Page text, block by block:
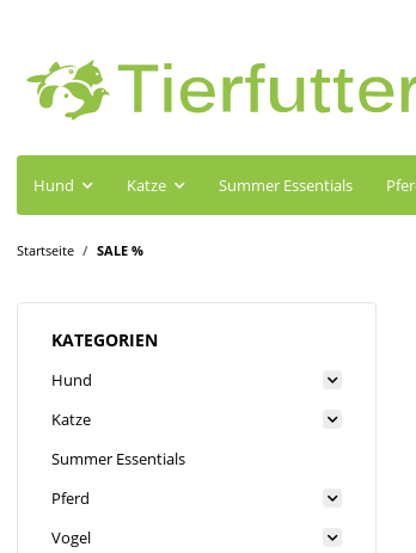
Hund Katze Summer Essentials
Startseite SALE %
KATEGORIEN
Hund
Katze
Summer Essentials
Pferd
Vogel